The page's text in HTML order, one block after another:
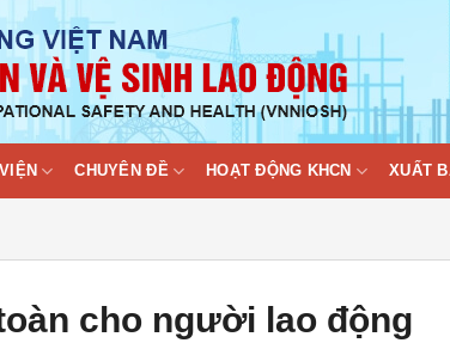
CHUYÊN ĐỀ HOẠT ĐỘNG KHCN XUẤT
cho người lao động